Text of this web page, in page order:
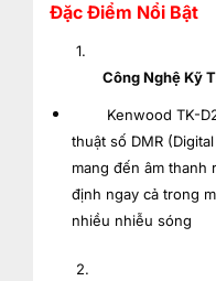
Đặc Điểm Nổi Bật
1.
Công Nghệ Kỹ
Kenwood TK-
thuật số DMR
mang đến âm thanh
định ngay cả trong
nhiều nhiễu sóng
2.